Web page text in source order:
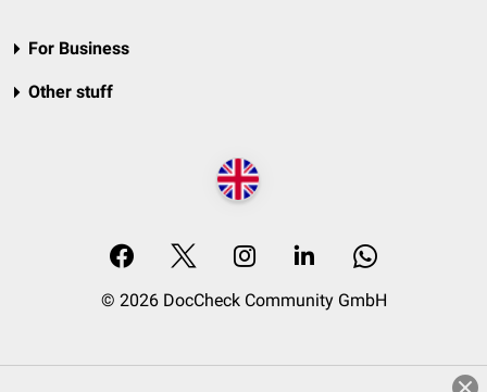
For Business
Other stuff
© 2026 DocCheck Community GmbH